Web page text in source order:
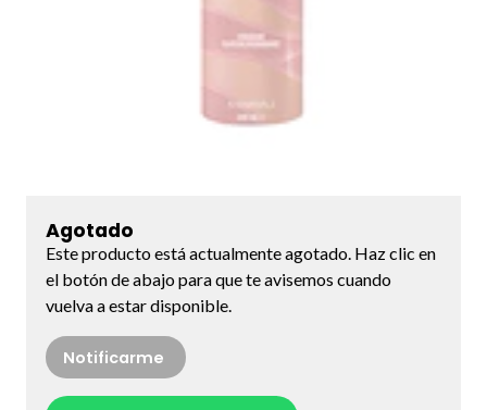
Agotado
Este producto está actualmente agotado. Haz clic en
el botón de abajo para que te avisemos cuando
vuelva a estar disponible.
Notificarme